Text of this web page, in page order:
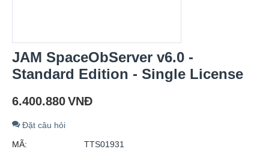
JAM SpaceObServer v6.0 -
Standard Edition - Single License
6.400.880VNĐ
Đặt câu hỏi
MÃ:
TTS01931